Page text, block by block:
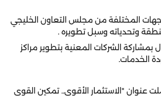
المختلفة من مجلس التعاون الخليجي
وتحدياته وسبل تطويره .
بمشاركة الشركات المعنية بتطوير مراكز
الخدمات.
عنوان "الاستثمار الأقوى.. تمكين القوى